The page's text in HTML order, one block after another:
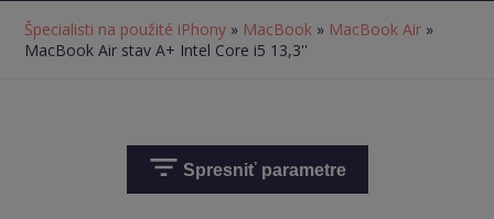
Špecialisti na použité iPhony » MacBook » MacBook Air »
MacBook Air stav A+ Intel Core i5 13,3''
Spresniť parametre